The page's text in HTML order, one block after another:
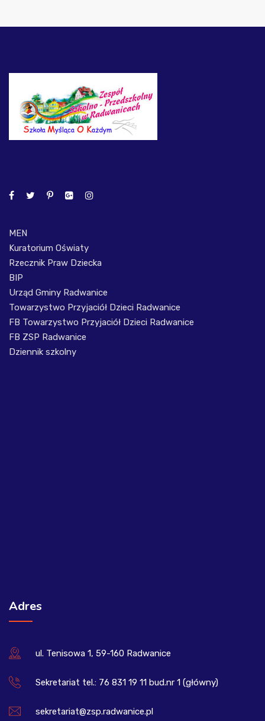
MEN
Kuratorium Oświaty
Rzecznik Praw Dziecka
BIP
Urząd Gminy Radwanice
Towarzystwo Przyjaciół Dzieci Radwanice
FB Towarzystwo Przyjaciół Dzieci Radwanice
FB ZSP Radwanice
Dziennik szkolny
Adres
ul. Tenisowa 1, 59-160 Radwanice
Sekretariat tel.: 76 831 19 11 bud.nr 1 (główny)
sekretariat@zsp.radwanice.pl